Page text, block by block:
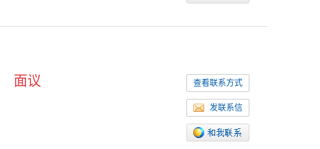
查看联系方式
发联系信
面议